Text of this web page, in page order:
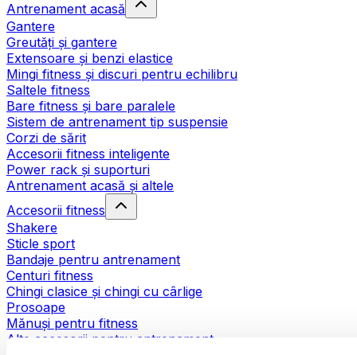
Antrenament acasă
Gantere
Greutăți și gantere
Extensoare și benzi elastice
Mingi fitness și discuri pentru echilibru
Saltele fitness
Bare fitness și bare paralele
Sistem de antrenament tip suspensie
Corzi de sărit
Accesorii fitness inteligente
Power rack și suporturi
Antrenament acasă și altele
Accesorii fitness
Shakere
Sticle sport
Bandaje pentru antrenament
Centuri fitness
Chingi clasice și chingi cu cârlige
Prosoape
Mănuși pentru fitness
Alte accesorii pentru antrenament